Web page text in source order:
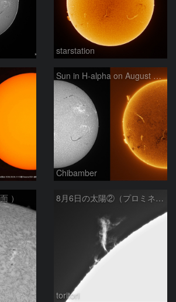
starstation
Sun in H-alpha on August 6, 2026
Chibamber
） 8月6日の太陽②（プロミネン北東縁 ）
toritori